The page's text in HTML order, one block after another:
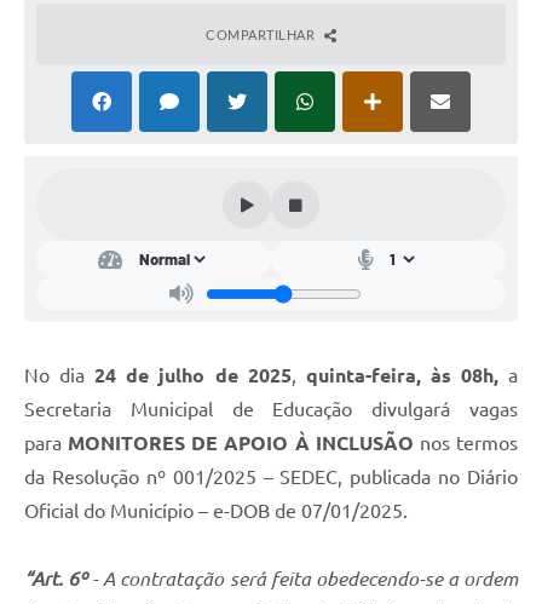
PCA (Planos de Contratações Anuais)
Plano Diretor e Mobilidade Urbana
3º Jornada Empreendedora BQ
Emprega Barbacena
COMPARTILHAR
No dia24 de julho de 2025, quinta-feira, às 08h,a
Secretaria Municipal de Educação divulgará vagas
para MONITORES DE APOIO À INCLUSÃO nos termos
da Resolução nº 001/2025 – SEDEC, publicada no Diário
Oficial do Município – e-DOB de 07/01/2025.
“Art. 6º- A contratação será feita obedecendo-se a ordem